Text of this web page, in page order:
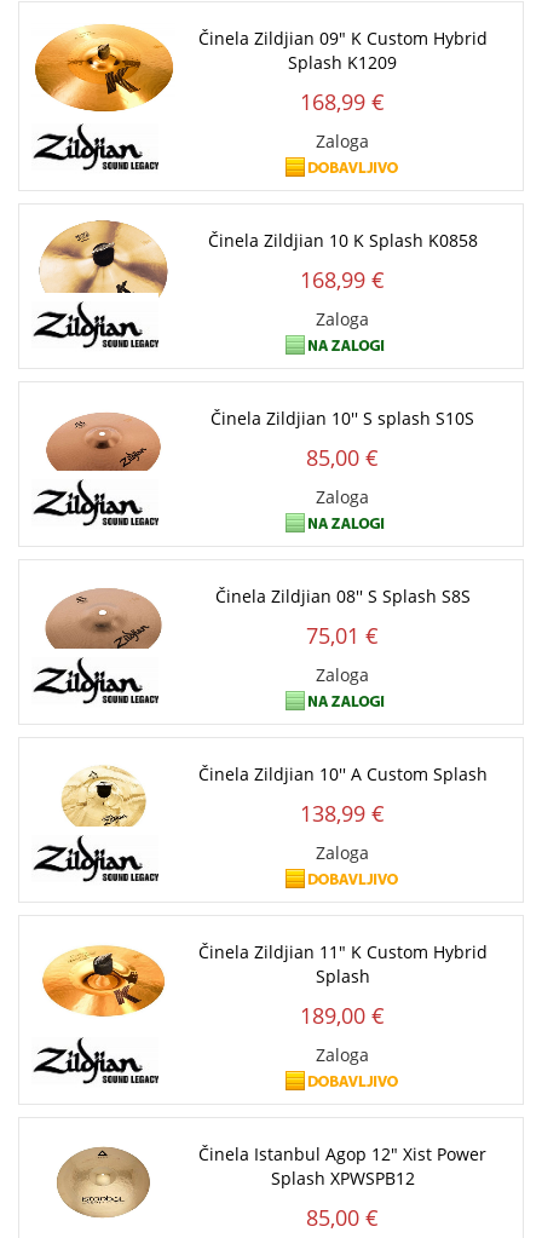
Činela Zildjian 09" K Custom Hybrid
Splash K1209
168,99 €
Zaloga
Činela Zildjian 10 K Splash K0858
168,99 €
Zaloga
Činela Zildjian 10'' S splash S10S
85,00 €
Zaloga
Činela Zildjian 08'' S Splash S8S
75,01 €
Zaloga
Činela Zildjian 10'' A Custom Splash
138,99 €
Zaloga
Činela Zildjian 11" K Custom Hybrid
Splash
189,00 €
Zaloga
Činela Istanbul Agop 12" Xist Power
Splash XPWSPB12
85,00 €